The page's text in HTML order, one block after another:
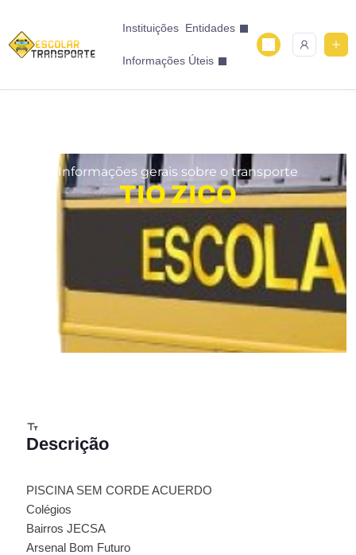
Instituições Entidades
Informações Úteis
Informações gerais sobre o transporte
TIO ZICO
Descrição
PISCINA SEM CORDE ACUERDO
Colégios
Bairros JECSA
Arsenal Bom Futuro